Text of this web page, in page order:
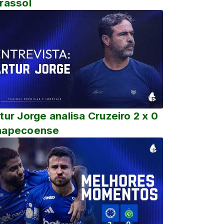
Jorge analisa Cruzeiro 2 x 0